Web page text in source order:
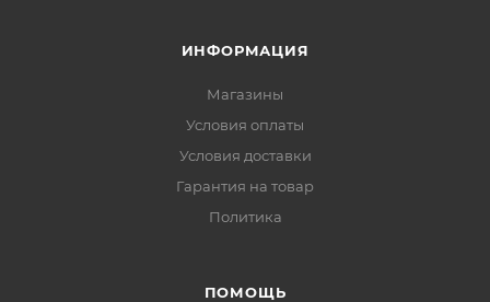
ИНФОРМАЦИЯ
Магазины
Условия оплаты
Условия доставки
Гарантия на товар
Политика
ПОМОЩЬ